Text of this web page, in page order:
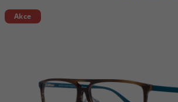
produktu
Akce